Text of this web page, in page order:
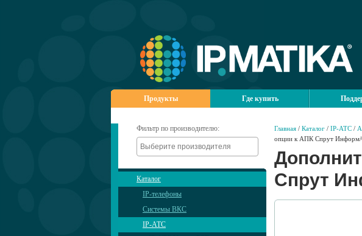
Продукты Где купить
Фильтр по производителю:
Каталог
IP-телефоны
Системы ВКС
IP-АТС
Главная / Каталог / IP-АТС /
опции к АПК Спрут Информ/
Спрут